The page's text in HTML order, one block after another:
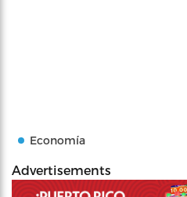
Economía
Advertisements